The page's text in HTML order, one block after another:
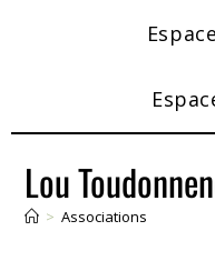
Lou
> Associations